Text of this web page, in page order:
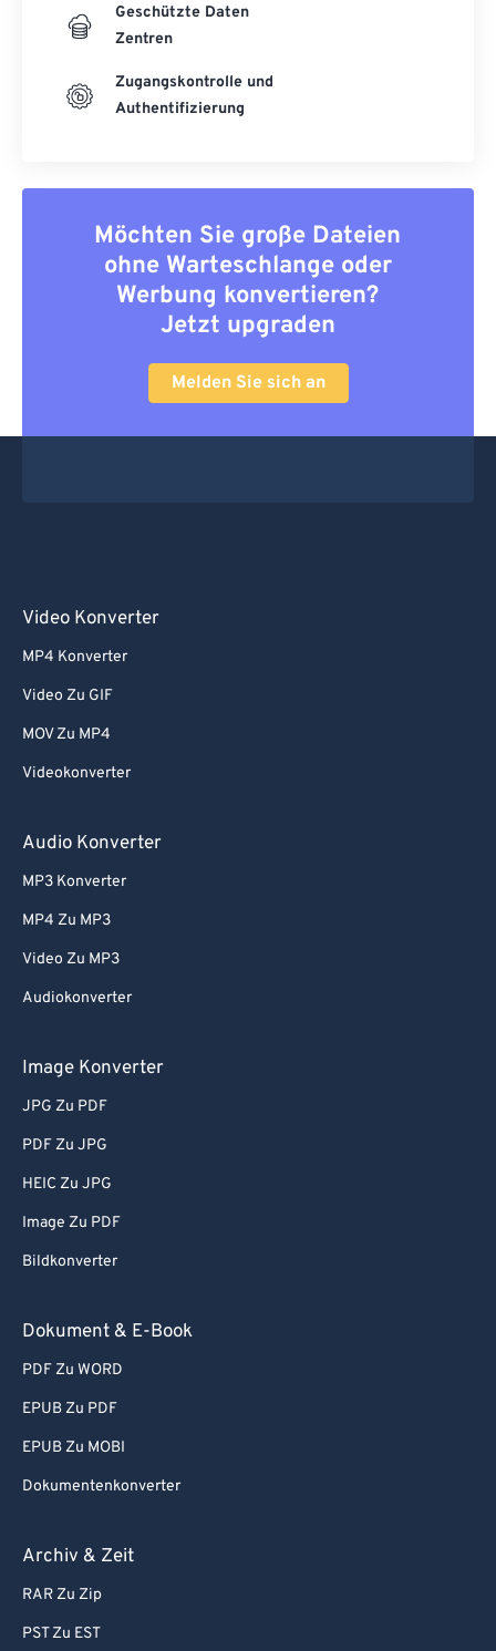
Geschützte Daten
Zentren
Zugangskontrolle und
Authentifizierung
Möchten Sie große Dateien
ohne Warteschlange oder
Werbung konvertieren?
Jetzt upgraden
Melden Sie sich an
Video Konverter
MP4 Konverter
Video Zu GIF
MOV Zu MP4
Videokonverter
Audio Konverter
MP3 Konverter
MP4 Zu MP3
Video Zu MP3
Audiokonverter
Image Konverter
JPG Zu PDF
PDF Zu JPG
HEIC Zu JPG
Image Zu PDF
Bildkonverter
Dokument & E-Book
PDF Zu WORD
EPUB Zu PDF
EPUB Zu MOBI
Dokumentenkonverter
Archiv & Zeit
RAR Zu Zip
PST Zu EST